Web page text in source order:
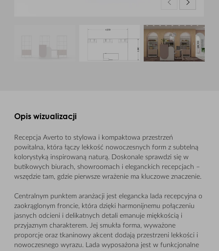
Opis wizualizacji
Recepcja Averto to stylowa i kompaktowa przestrzeń
powitalna, która łączy lekkość nowoczesnych form z subtelną
kolorystyką inspirowaną naturą. Doskonale sprawdzi się w
butikowych biurach, showroomach i eleganckich recepcjach –
wszędzie tam, gdzie pierwsze wrażenie ma kluczowe znaczenie.
Centralnym punktem aranżacji jest elegancka lada recepcyjna o
zaokrąglonym froncie, która dzięki harmonijnemu połączeniu
jasnych odcieni i delikatnych detali emanuje miękkością i
przyjaznym charakterem. Jej smukła forma, wyważone
proporcje oraz tkaninowy akcent dodają przestrzeni lekkości i
nowoczesnego wyrazu. Lada wyposażona jest w funkcjonalne